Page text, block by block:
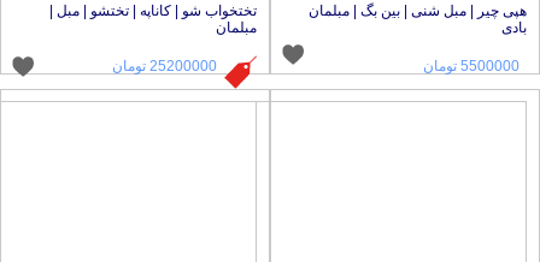
هپی چیر | مبل شنی | بین بگ | مبلمان
بادی
5500000 تومان
تختخواب شو | کاناپه | تختشو | مبل |
مبلمان
25200000 تومان